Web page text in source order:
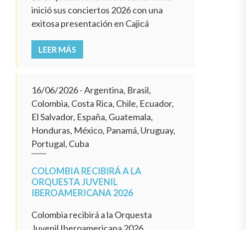
inició sus conciertos 2026 con una
exitosa presentación en Cajicá
LEER MÁS
16/06/2026- Argentina, Brasil,
Colombia, Costa Rica, Chile, Ecuador,
El Salvador, España, Guatemala,
Honduras, México, Panamá, Uruguay,
Portugal, Cuba
COLOMBIA RECIBIRÁ A LA
ORQUESTA JUVENIL
IBEROAMERICANA 2026
Colombia recibirá a la Orquesta